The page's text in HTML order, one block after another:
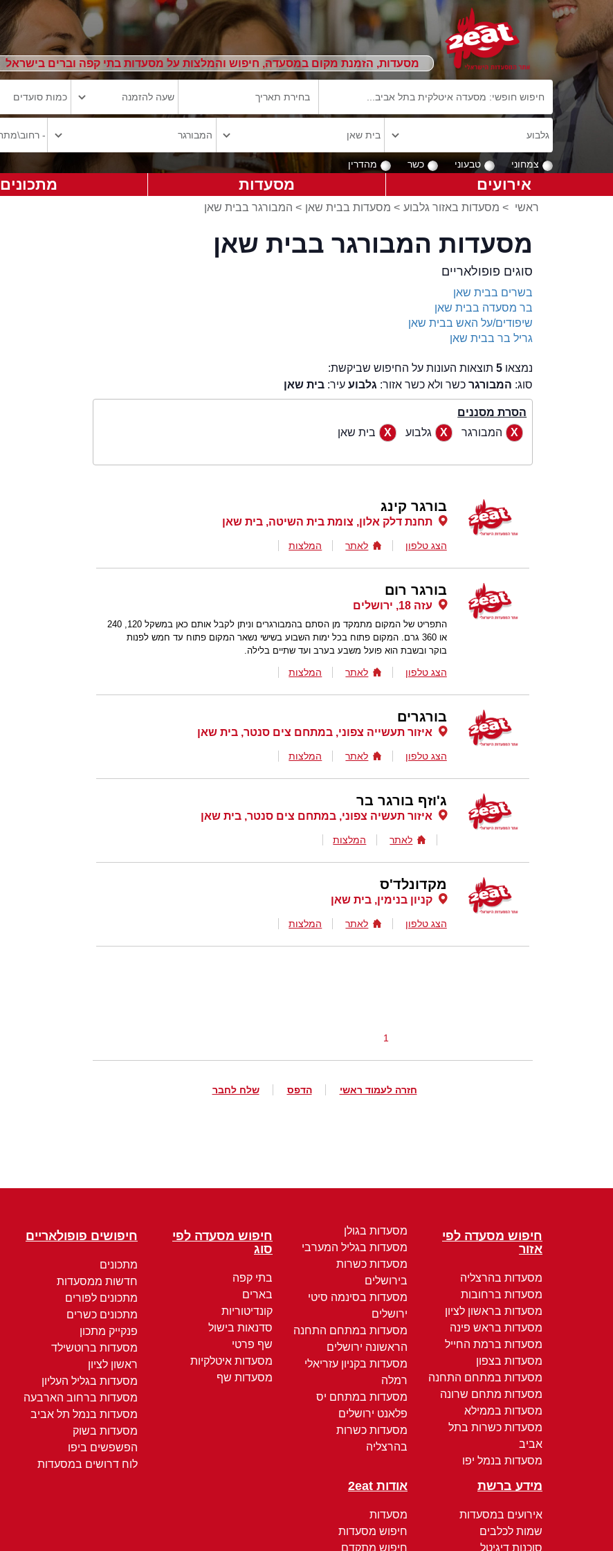
מסעדות, הזמנת מקום במסעדה, חיפוש והמלצות על מסעדות בתי קפה וברים בישראל
צמחוני טבעוני כשר מהדרין
אירועים מסעדות מתכונים
ראשי > מסעדות באזור גלבוע > מסעדות בבית שאן > המבורגר בבית שאן
מסעדות המבורגר בבית שאן
סוגים פופולאריים
בשרים בבית שאן
בר מסעדה בבית שאן
שיפודים/על האש בבית שאן
גריל בר בבית שאן
נמצאו 5תוצאות העונות על החיפוש שביקשת:
סוג: המבורגרכשר ולא כשר אזור: גלבועעיר: בית שאן
הסרת מסננים
המבורגר
גלבוע בית שאן
בורגר קינג
תחנת דלק אלון, צומת בית השיטה, בית שאן
הצג טלפון לאתר המלצות
בורגר רום
עזה 18, ירושלים
התפריט של המקום מתמקד מן הסתם בהמבורגרים וניתן לקבל אותם כאן במשקל 120, 240
או 360 גרם. המקום פתוח בכל ימות השבוע בשישי נשאר המקום פתוח עד חמש לפנות
בוקר ובשבת הוא פועל משבע בערב ועד שתיים בלילה.
הצג טלפון לאתר המלצות
בורגרים
איזור תעשייה צפוני, במתחם צים סנטר, בית שאן
הצג טלפון לאתר המלצות
ג'וזף בורגר בר
איזור תעשיה צפוני, במתחם צים סנטר, בית שאן
לאתר המלצות
מקדונלד'ס
קניון בנימין, בית שאן
הצג טלפון לאתר המלצות
1
חזרה לעמוד ראשי הדפס שלח לחבר
חיפוש מסעדה לפי
אזור
מסעדות בהרצליה
מסעדות ברחובות
מסעדות בראשון לציון
מסעדות בראש פינה
מסעדות ברמת החייל
מסעדות בצפון
מסעדות במתחם התחנה
מסעדות מתחם שרונה
מסעדות בממילא
מסעדות כשרות בתל
אביב
מסעדות בנמל יפו
מסעדות בגולן
מסעדות בגליל המערבי
מסעדות כשרות
בירושלים
מסעדות בסינמה סיטי
ירושלים
מסעדות במתחם התחנה
הראשונה ירושלים
מסעדות בקניון עזריאלי
רמלה
מסעדות במתחם יס
פלאנט ירושלים
מסעדות כשרות
בהרצליה
חיפוש מסעדה לפי
סוג
בתי קפה
בארים
קונדיטוריות
סדנאות בישול
שף פרטי
מסעדות איטלקיות
מסעדות שף
חיפושים פופולאריים
מתכונים
חדשות ממסעדות
מתכונים לפורים
מתכונים כשרים
פנקייק מתכון
מסעדות ברוטשילד
ראשון לציון
מסעדות בגליל העליון
מסעדות ברחוב הארבעה
מסעדות בנמל תל אביב
מסעדות בשוק
הפשפשים ביפו
לוח דרושים במסעדות
מידע ברשת
אירועים במסעדות
שמות לכלבים
סוכנות דיגיטל
אודות 2eat
מסעדות
חיפוש מסעדות
חיפוש מתקדם